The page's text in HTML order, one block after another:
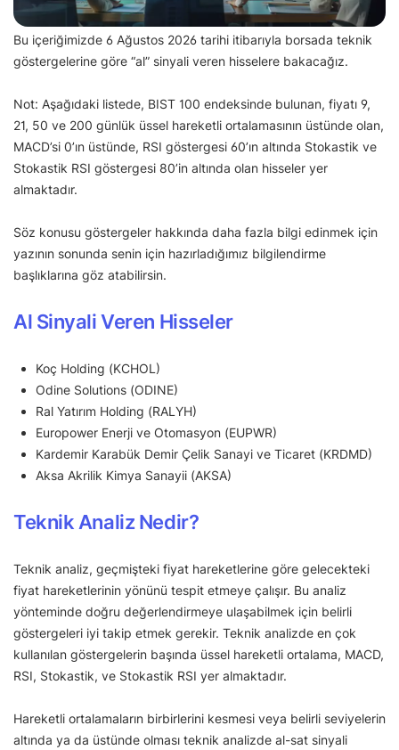
Bu içeriğimizde 6 Ağustos 2026 tarihi itibarıyla borsada teknik
göstergelerine göre “al” sinyali veren hisselere bakacağız.
Not: Aşağıdaki listede, BIST 100 endeksinde bulunan, fiyatı 9,
21, 50 ve 200 günlük üssel hareketli ortalamasının üstünde olan,
MACD’si 0’ın üstünde, RSI göstergesi 60’ın altında Stokastik ve
Stokastik RSI göstergesi 80’in altında olan hisseler yer
almaktadır.
Söz konusu göstergeler hakkında daha fazla bilgi edinmek için
yazının sonunda senin için hazırladığımız bilgilendirme
başlıklarına göz atabilirsin.
Al Sinyali Veren Hisseler
Koç Holding (KCHOL)
Odine Solutions (ODINE)
Ral Yatırım Holding (RALYH)
Europower Enerji ve Otomasyon (EUPWR)
Kardemir Karabük Demir Çelik Sanayi ve Ticaret (KRDMD)
Aksa Akrilik Kimya Sanayii (AKSA)
Teknik Analiz Nedir?
Teknik analiz, geçmişteki fiyat hareketlerine göre gelecekteki
fiyat hareketlerinin yönünü tespit etmeye çalışır. Bu analiz
yönteminde doğru değerlendirmeye ulaşabilmek için belirli
göstergeleri iyi takip etmek gerekir. Teknik analizde en çok
kullanılan göstergelerin başında üssel hareketli ortalama, MACD,
RSI, Stokastik, ve Stokastik RSI yer almaktadır.
Hareketli ortalamaların birbirlerini kesmesi veya belirli seviyelerin
altında ya da üstünde olması teknik analizde al-sat sinyali